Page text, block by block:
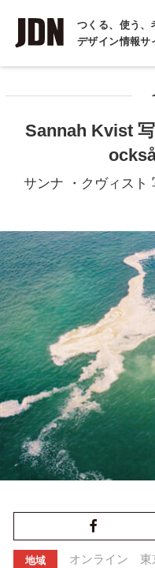
つくる、使う、
デザイン情報サ
INTERVIEW
インタビュー
COLUMN
Sannah Kvist
サンナ ・クヴィスト
地域 オンライン 東